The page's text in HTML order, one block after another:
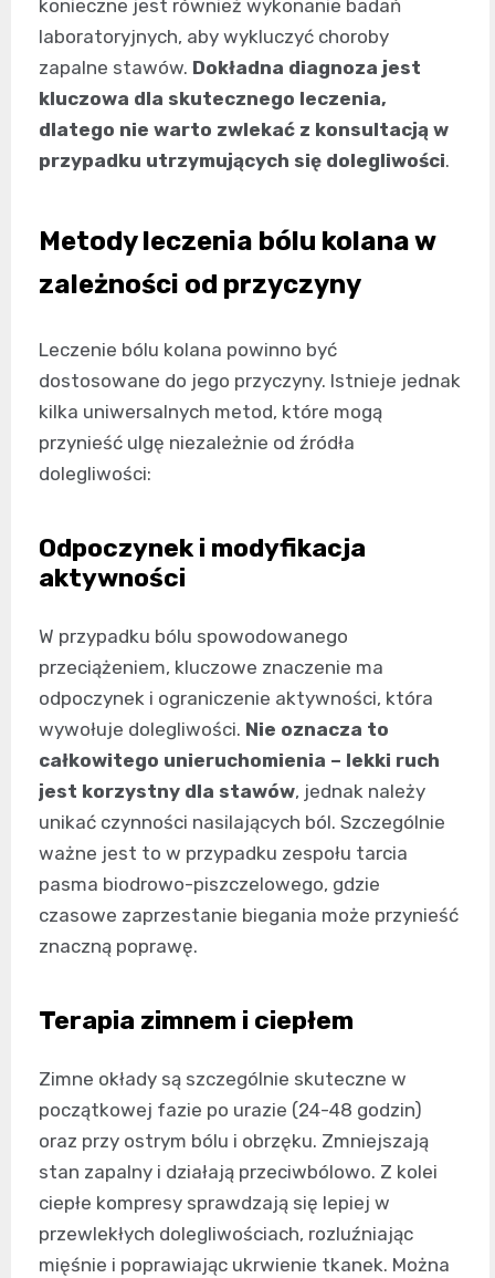
konieczne jest również wykonanie badań
laboratoryjnych, aby wykluczyć choroby
zapalne stawów. Dokładna diagnoza jest
kluczowa dla skutecznego leczenia,
dlatego nie warto zwlekać z konsultacją w
przypadku utrzymujących się dolegliwości.
Metody leczenia bólu kolana w
zależności od przyczyny
Leczenie bólu kolana powinno być
dostosowane do jego przyczyny. Istnieje jednak
kilka uniwersalnych metod, które mogą
przynieść ulgę niezależnie od źródła
dolegliwości:
Odpoczynek i modyfikacja
aktywności
W przypadku bólu spowodowanego
przeciążeniem, kluczowe znaczenie ma
odpoczynek i ograniczenie aktywności, która
wywołuje dolegliwości. Nie oznacza to
całkowitego unieruchomienia – lekki ruch
jest korzystny dla stawów, jednak należy
unikać czynności nasilających ból. Szczególnie
ważne jest to w przypadku zespołu tarcia
pasma biodrowo-piszczelowego, gdzie
czasowe zaprzestanie biegania może przynieść
znaczną poprawę.
Terapia zimnem i ciepłem
Zimne okłady są szczególnie skuteczne w
początkowej fazie po urazie (24-48 godzin)
oraz przy ostrym bólu i obrzęku. Zmniejszają
stan zapalny i działają przeciwbólowo. Z kolei
ciepłe kompresy sprawdzają się lepiej w
przewlekłych dolegliwościach, rozluźniając
mięśnie i poprawiając ukrwienie tkanek. Można